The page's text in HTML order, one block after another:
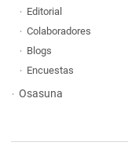
Editorial
Colaboradores
Blogs
Encuestas
Osasuna